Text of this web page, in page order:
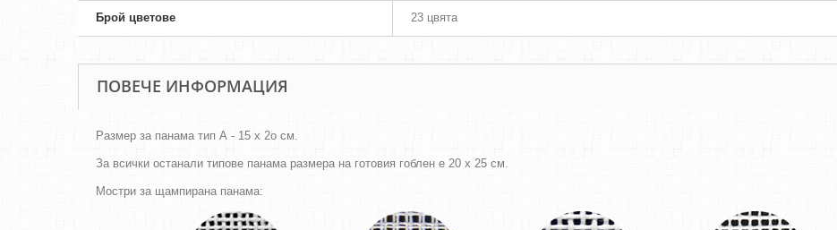
Брой цветове 23 цвята
ПОВЕЧЕ ИНФОРМАЦИЯ
Размер за панама тип А - 15 х 2о см.
За всички останали типове панама размера на готовия гоблен е 20 х 25 см.
Мостри за щампирана панама: